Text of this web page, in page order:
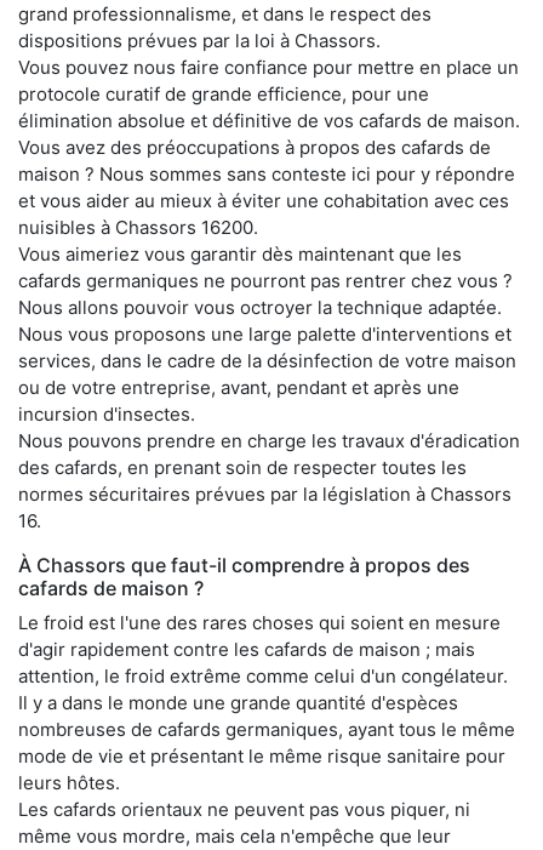
grand professionnalisme, et dans le respect des
dispositions prévues par la loi à Chassors.
Vous pouvez nous faire confiance pour mettre en place un
protocole curatif de grande efficience, pour une
élimination absolue et définitive de vos cafards de maison.
Vous avez des préoccupations à propos des cafards de
maison ? Nous sommes sans conteste ici pour y répondre
et vous aider au mieux à éviter une cohabitation avec ces
nuisibles à Chassors 16200.
Vous aimeriez vous garantir dès maintenant que les
cafards germaniques ne pourront pas rentrer chez vous ?
Nous allons pouvoir vous octroyer la technique adaptée.
Nous vous proposons une large palette d'interventions et
services, dans le cadre de la désinfection de votre maison
ou de votre entreprise, avant, pendant et après une
incursion d'insectes.
Nous pouvons prendre en charge les travaux d'éradication
des cafards, en prenant soin de respecter toutes les
normes sécuritaires prévues par la législation à Chassors
16.
À Chassors que faut-il comprendre à propos des
cafards de maison ?
Le froid est l'une des rares choses qui soient en mesure
d'agir rapidement contre les cafards de maison ; mais
attention, le froid extrême comme celui d'un congélateur.
Il y a dans le monde une grande quantité d'espèces
nombreuses de cafards germaniques, ayant tous le même
mode de vie et présentant le même risque sanitaire pour
leurs hôtes.
Les cafards orientaux ne peuvent pas vous piquer, ni
même vous mordre, mais cela n'empêche que leur